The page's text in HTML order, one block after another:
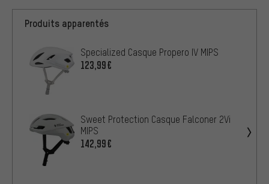
Produits apparentés
Specialized Casque Propero IV MIPS
123,99€
Sweet Protection Casque Falconer 2Vi
MIPS
142,99€